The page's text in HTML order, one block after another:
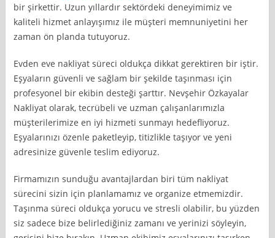
bir şirkettir. Uzun yıllardır sektördeki deneyimimiz ve
kaliteli hizmet anlayışımız ile müşteri memnuniyetini her
zaman ön planda tutuyoruz.
Evden eve nakliyat süreci oldukça dikkat gerektiren bir iştir.
Eşyaların güvenli ve sağlam bir şekilde taşınması için
profesyonel bir ekibin desteği şarttır. Nevşehir Özkayalar
Nakliyat olarak, tecrübeli ve uzman çalışanlarımızla
müşterilerimize en iyi hizmeti sunmayı hedefliyoruz.
Eşyalarınızı özenle paketleyip, titizlikle taşıyor ve yeni
adresinize güvenle teslim ediyoruz.
Firmamızın sunduğu avantajlardan biri tüm nakliyat
sürecini sizin için planlamamız ve organize etmemizdir.
Taşınma süreci oldukça yorucu ve stresli olabilir, bu yüzden
siz sadece bize belirlediğiniz zamanı ve yerinizi söyleyin,